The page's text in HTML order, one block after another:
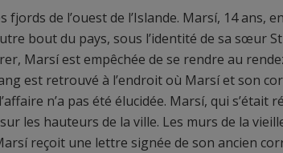
fjords de l’ouest de l’Islande. Marsí, 14
bout du pays, sous l’identité de sa sœur
Marsí est empêchée de se rendre au
est retrouvé à l’endroit où Marsí et son
n’a pas été élucidée. Marsí, qui
les hauteurs de la ville. Les murs de la
reçoit une lettre signée de son ancien